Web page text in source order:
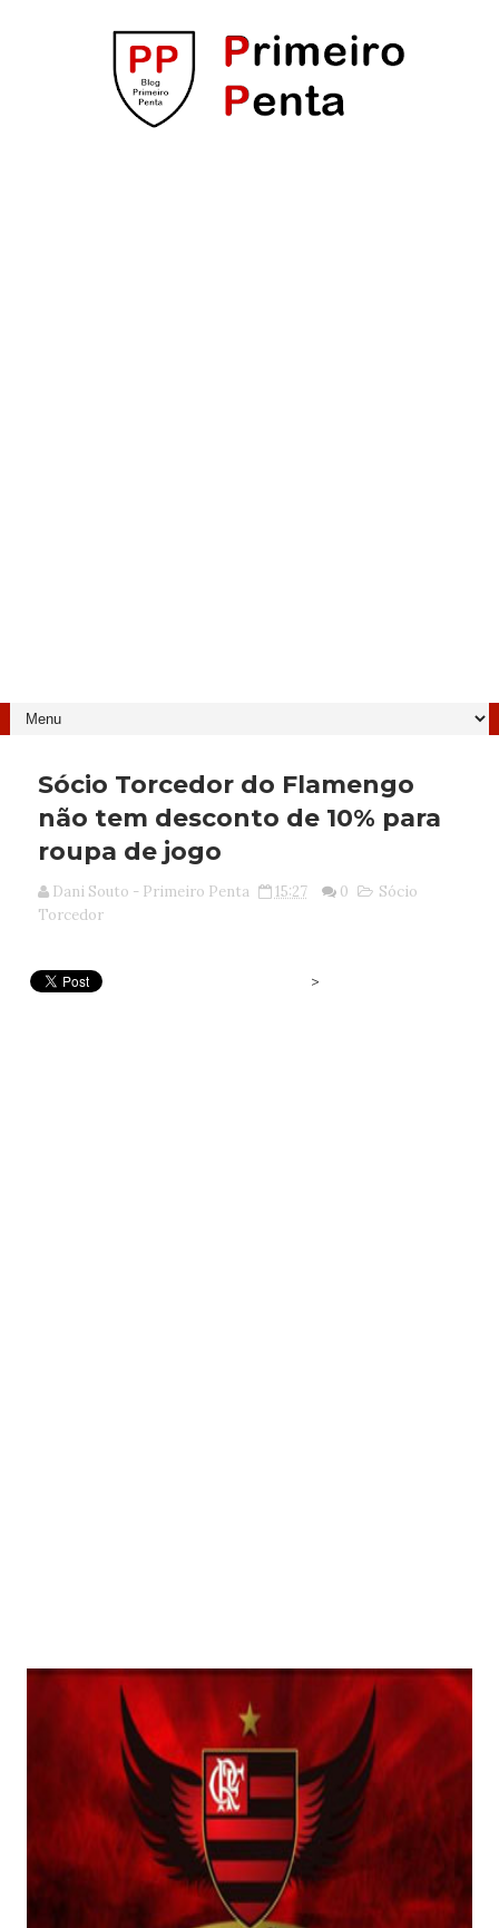
Sócio Torcedor do Flamengo
não tem desconto de 10% para
roupa de jogo
Dani Souto - Primeiro Penta 15:27 0
Sócio
Torcedor
>